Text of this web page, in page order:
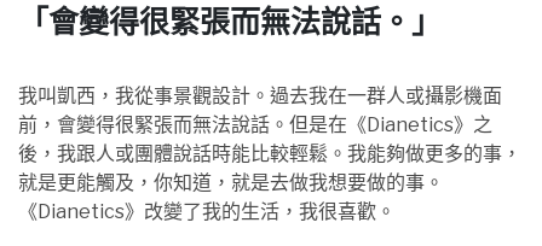
「會變得很緊張而無法說話。」
我叫凱西，我從事景觀設計。過去我在一群人或攝影機面
前，會變得很緊張而無法說話。但是在《Dianetics》之
後，我跟人或團體說話時能比較輕鬆。我能夠做更多的事，
就是更能觸及，你知道，就是去做我想要做的事。
《Dianetics》改變了我的生活，我很喜歡。